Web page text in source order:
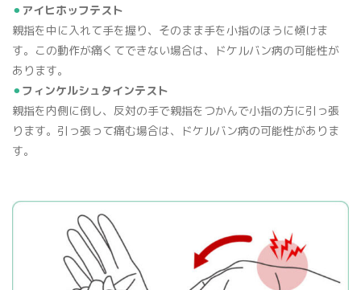
⚫︎ アイヒホッフテスト
親指を中に入れて手を握り、そのまま手を小指のほうに傾けま
す。この動作が痛くてできない場合は、ドケルバン病の可能性が
あります。
⚫︎ フィンケルシュタインテスト
親指を内側に倒し、反対の手で親指をつかんで小指の方に引っ張
ります。引っ張って痛む場合は、ドケルバン病の可能性がありま
す。